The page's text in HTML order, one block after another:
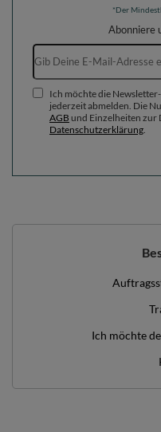
*Der
Abonniere
Ich möchte die
jederzeit abmelden. Die
AGB und Einzelheiten zur
Datenschutzerklärung
Ich möchte